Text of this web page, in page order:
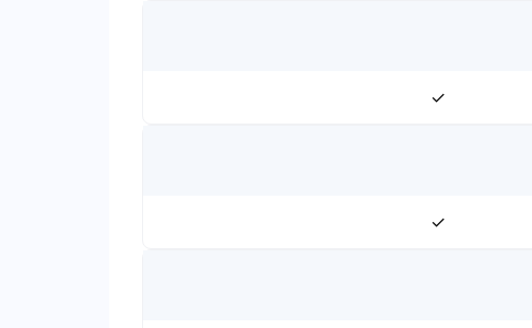
✓
✓